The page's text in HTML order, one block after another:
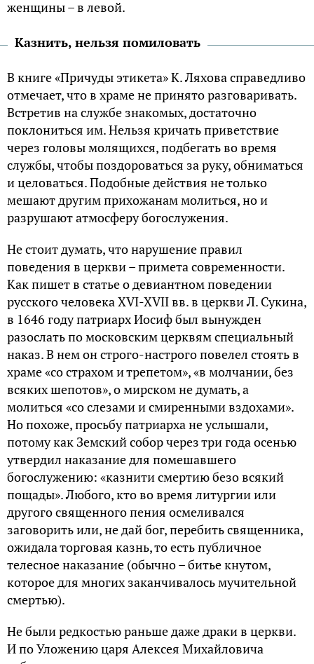
женщины – в левой.
Казнить, нельзя помиловать
В книге «Причуды этикета» К. Ляхова справедливо
отмечает, что в храме не принято разговаривать.
Встретив на службе знакомых, достаточно
поклониться им. Нельзя кричать приветствие
через головы молящихся, подбегать во время
службы, чтобы поздороваться за руку, обниматься
и целоваться. Подобные действия не только
мешают другим прихожанам молиться, но и
разрушают атмосферу богослужения.
Не стоит думать, что нарушение правил
поведения в церкви – примета современности.
Как пишет в статье о девиантном поведении
русского человека XVI-XVII вв. в церкви Л. Сукина,
в 1646 году патриарх Иосиф был вынужден
разослать по московским церквям специальный
наказ. В нем он строго-настрого повелел стоять в
храме «со страхом и трепетом», «в молчании, без
всяких шепотов», о мирском не думать, а
молиться «со слезами и смиренными вздохами».
Но похоже, просьбу патриарха не услышали,
потому как Земский собор через три года осенью
утвердил наказание для помешавшего
богослужению: «казнити смертию безо всякий
пощады». Любого, кто во время литургии или
другого священного пения осмеливался
заговорить или, не дай бог, перебить священника,
ожидала торговая казнь, то есть публичное
телесное наказание (обычно – битье кнутом,
которое для многих заканчивалось мучительной
смертью).
Не были редкостью раньше даже драки в церкви.
И по Уложению царя Алексея Михайловича